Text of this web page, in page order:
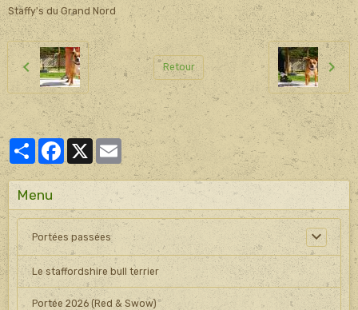
Staffy's du Grand Nord
Retour
PartagerFacebook Email
Menu
Portées passées
Le staffordshire bull terrier
Portée 2026 (Red & Swow)